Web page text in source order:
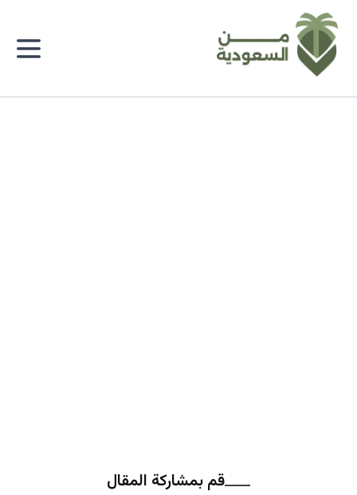
قم بمشاركة المقال